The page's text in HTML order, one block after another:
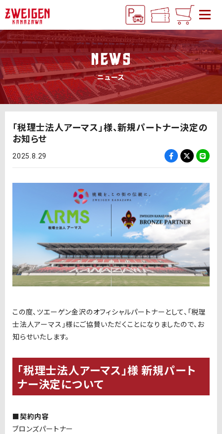
NEWS
ニュース
「税理士法人アーマス」様、新規パートナー決定の
お知らせ
2025.8.29
この度、ツエーゲン金沢のオフィシャルパートナーとして、「税理
士法人アーマス」様にご協賛いただくことになりましたので、お
知らせいたします。
「税理士法人アーマス」様 新規パート
ナー決定について
■契約内容
ブロンズパートナー